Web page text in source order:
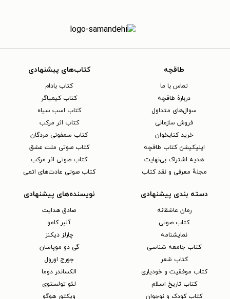
طاقچه
تماس با ما
دربارهٔ طاقچه
سوال‌های متداول
فروش سازمانی
خرید کتابخوان
اپلیکیشن کتاب طاقچه
هدیه اشتراک بی‌نهایت
مجلهٔ معرفی و نقد کتاب
کتاب‌های پیشنهادی
کتاب بادام
کتاب کیمیاگر
کتاب اسب سیاه
کتاب اثر مرکب
کتاب سمفونی مردگان
کتاب صوتی ملت عشق
کتاب صوتی اثر مرکب
کتاب صوتی عادت‌های اتمی
دسته بندی پیشنهادی
رمان عاشقانه
کتاب‌ صوتی
نمایشنامه
کتاب جامعه شناسی
کتاب شعر
کتاب موفقیت و خودیاری
کتاب تاریخ اسلام
کتاب کودک و نوجوان
نویسنده‌های پیشنهادی
صادق هدایت
آلبر کامو
چارلز دیکنز
گی دو موپاسان
جورج اورول
الکساندر دوما
لئو تولستوی
ویکتور هوگو